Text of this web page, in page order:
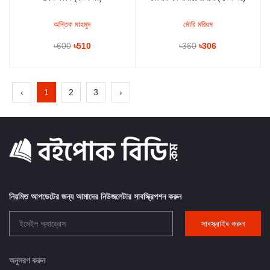
অন্তিক মাহমুদ
৳600 ৳510
মৌরি মরিয়ম
৳360 ৳306
‹ 1 2 3 ›
নিয়মিত আপডেটের জন্য আমাদের নিউজলেটার সাবস্ক্রিপশন করুন
সাবস্ক্রাইব করুন
অনুসরণ করুন